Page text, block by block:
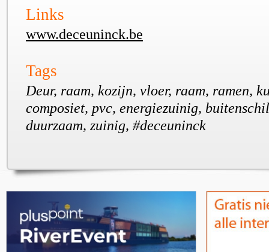
Links
www.deceuninck.be
Tags
Deur, raam, kozijn, vloer, raam, ramen,
composiet, pvc, energiezuinig,
duurzaam, zuinig, #deceuninck